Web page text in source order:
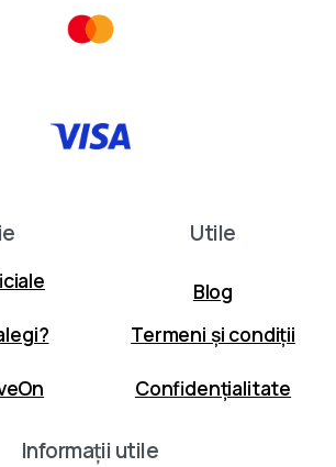
Utile
Blog
Termeni și condiții
Confidenţialitate
Informații utile